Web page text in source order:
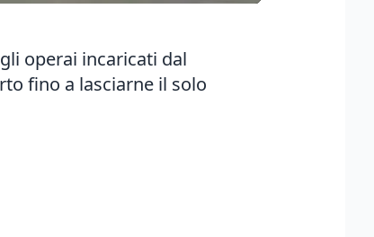
operai incaricati dal
fino a lasciarne il solo